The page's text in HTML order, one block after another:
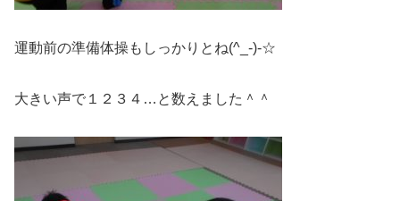
運動前の準備体操もしっかりとね(^_-)-☆
大きい声で１２３４…と数えました＾＾